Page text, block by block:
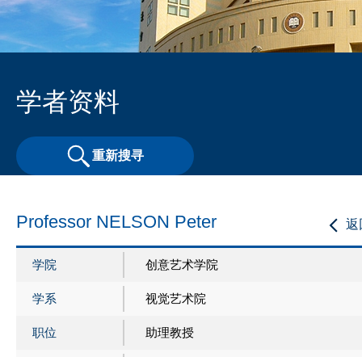
学者资料
重新搜寻
返
Professor NELSON Peter
学院 创意艺术学院
学系 视觉艺术院
职位 助理教授